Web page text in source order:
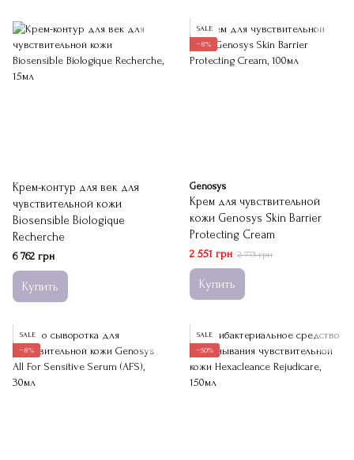
Крем-контур для век для
чувствительной кожи
Biosensible Biologique
Recherche
6 762 грн
Купить
SALE
−8%
Genosys
Крем для чувствительной
кожи Genosys Skin Barrier
Protecting Cream
2 551 грн 2 773 грн
Купить
SALE
−8%
SALE
−50%